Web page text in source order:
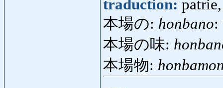
traduction:
本場の: honbano:
本場の味:
本場物: